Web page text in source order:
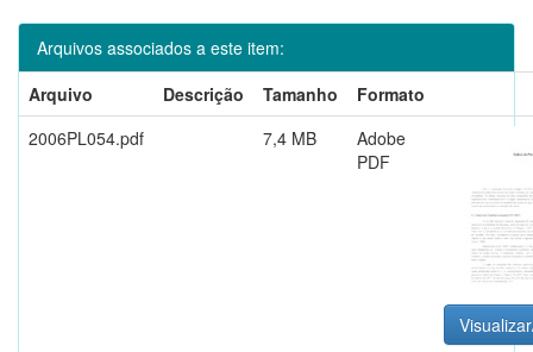
Arquivos associados a este item:
Arquivo
Descrição Tamanho
Formato
2006PL054.pdf
7,4 MB
Adobe
PDF